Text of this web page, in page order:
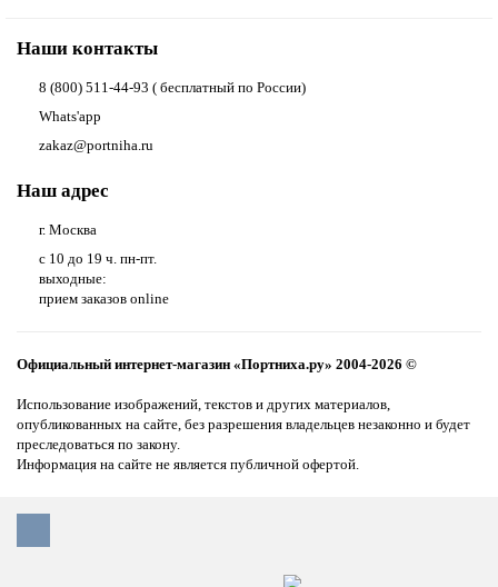
Наши контакты
8 (800) 511-44-93 ( бесплатный по России)
Whats'app
zakaz@portniha.ru
Наш адрес
г. Москва
с 10 до 19 ч. пн-пт.
выходные:
прием заказов online
Официальный интернет-магазин «Портниха.ру» 2004-2026 ©
Использование изображений, текстов и других материалов,
опубликованных на сайте, без разрешения владельцев незаконно и будет
преследоваться по закону.
Информация на сайте не является публичной офертой.